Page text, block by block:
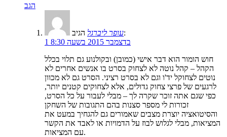
הגב
עופר ליברגלהגיב:
1 בדצמבר 2015 בשעה 8:30
חוש הומור הוא דבר אישי (כמובן) ובקולנוע גם תלוי בכלל
הקהל – קהל נוטה לא לצחוק בסרט בו אנשים אחרים לא
נוטים לצחוקל יד'ו וגם לא בסרט רציני. הסרט גם לא מכוון
לרגעים של פרצי צחוק גדולים, אלא לצחוקים קטנים יותר,
כפי שגם אתה זוכר שקרה לך – מבלי לעבור על כל הסרט,
זכורות לי מספר סצנות בהם התגובות של השחקן
והסיטואציה יוצרת מצבים שאמורים גם להגחיך במעט את
המציאות, מבלי לגלוש לבוז על הדמויות או לאבד את הקשר
עם המציאות.